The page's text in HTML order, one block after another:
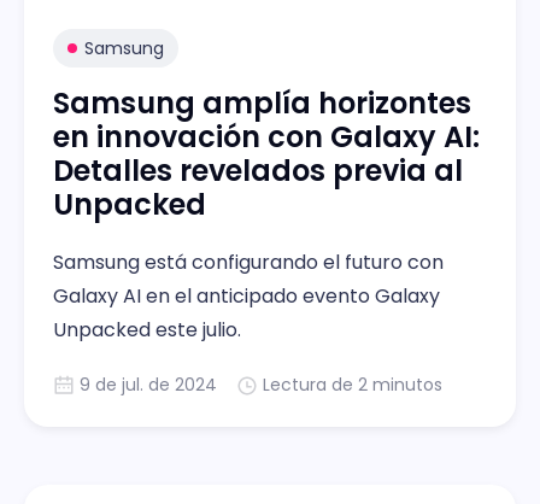
Samsung
Samsung amplía horizontes
en innovación con Galaxy AI:
Detalles revelados previa al
Unpacked
Samsung está configurando el futuro con
Galaxy AI en el anticipado evento Galaxy
Unpacked este julio.
9 de jul. de 2024 Lectura de 2 minutos